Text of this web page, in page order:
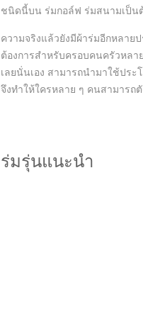
ชนิดนี้บน ร่มกอล์ฟ ร่มสนามเป็น
ความจริงแล้วยังมีผ้าร่มอีกหลาย
ต้องการสำหรับครอบคนครัวหลา
เลยนั่นเอง สามารถนำมาใช้ประ
จึงทำให้ใครหลาย ๆ คนสามารถ
ร่มรุ่นแนะนำ